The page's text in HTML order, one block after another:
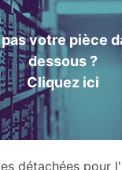
votre pièce
dessous ?
Cliquez ici
détachées pour